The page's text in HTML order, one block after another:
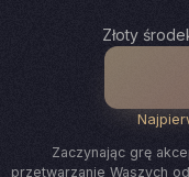
Złoty
Zaczynając grę
przetwarzanie Waszych